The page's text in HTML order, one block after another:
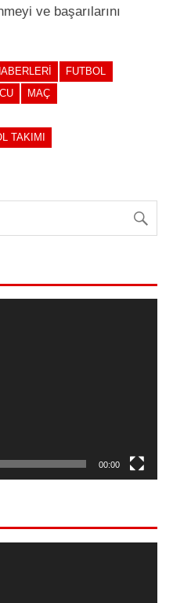
ve başarılarını
FUTBOL
MAÇ
TAKIMI
00:00